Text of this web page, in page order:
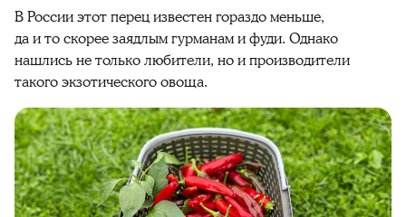
В России этот перец известен гораздо меньше,
да и то скорее заядлым гурманам и фуди. Однако
нашлись не только любители, но и производители
такого экзотического овоща.